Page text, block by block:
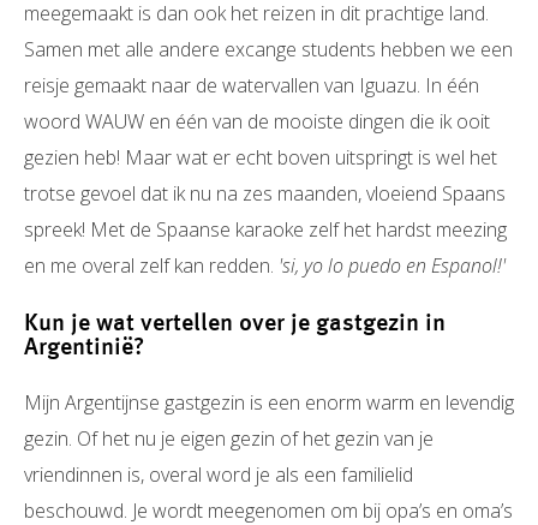
meegemaakt is dan ook het reizen in dit prachtige land.
Samen met alle andere excange students hebben we een
reisje gemaakt naar de watervallen van Iguazu. In één
woord WAUW en één van de mooiste dingen die ik ooit
gezien heb! Maar wat er echt boven uitspringt is wel het
trotse gevoel dat ik nu na zes maanden, vloeiend Spaans
spreek! Met de Spaanse karaoke zelf het hardst meezing
en me overal zelf kan redden. 'si, yo lo puedo en Espanol!'
Kun je wat vertellen over je gastgezin in
Argentinië?
Mijn Argentijnse gastgezin is een enorm warm en levendig
gezin. Of het nu je eigen gezin of het gezin van je
vriendinnen is, overal word je als een familielid
beschouwd. Je wordt meegenomen om bij opa’s en oma’s